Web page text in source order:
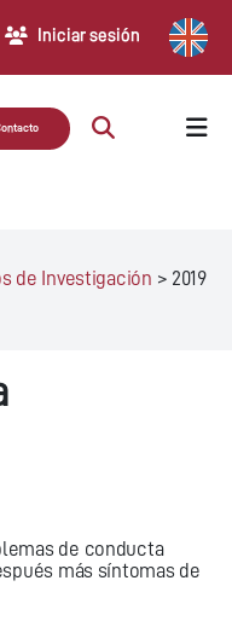
Iniciar sesión
de Investigación > 2019
de conducta
más síntomas de